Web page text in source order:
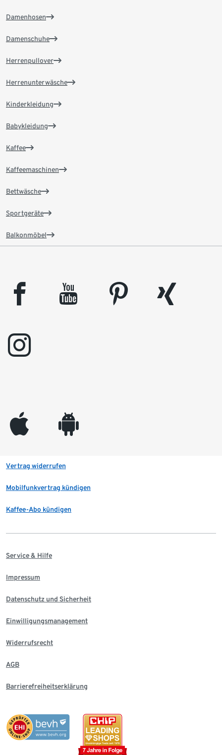
Damenhosen
Damenschuhe
Herrenpullover
Herrenunterwäsche
Kinderkleidung
Babykleidung
Kaffee
Kaffeemaschinen
Bettwäsche
Sportgeräte
Balkonmöbel
facebook youtube pinterest
xing
instagram
appleinc android
Vertrag widerrufen
Mobilfunkvertrag kündigen
Kaffee-Abo kündigen
Service & Hilfe
Impressum
Datenschutz und Sicherheit
Einwilligungsmanagement
Widerrufsrecht
AGB
Barrierefreiheitserklärung